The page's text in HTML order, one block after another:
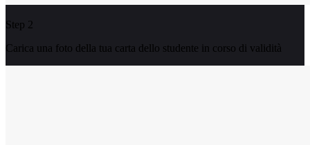
Step 2
Carica una foto della tua carta dello studente in corso di validità